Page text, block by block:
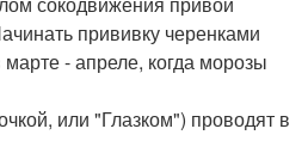
прививку черенками
- апреле, когда морозы
или "Глазком") проводят в